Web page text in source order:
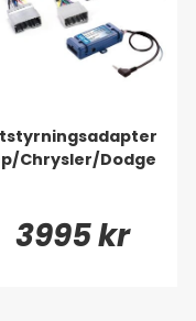
Chrysler/Dodge
3995 kr